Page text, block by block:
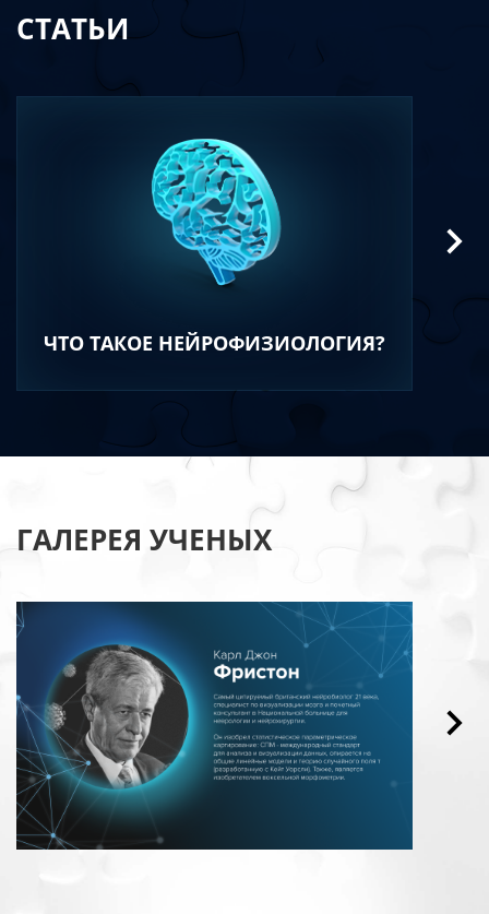
СТАТЬИ
ЧТО ТАКОЕ НЕЙРОФИЗИОЛОГИЯ?
ГАЛЕРЕЯ УЧЕНЫХ